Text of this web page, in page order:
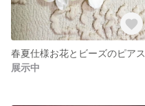
春夏仕様お花とビーズのピアス
展示中